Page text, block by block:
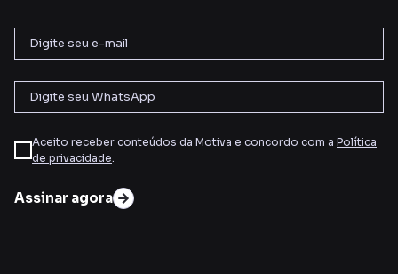
Aceito receber conteúdos da Motiva e concordo com a Política
de privacidade.
Assinar agora